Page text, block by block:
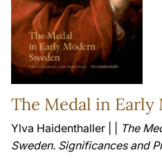
The Medal in Early
Ylva Haidenthaller | |
The
Sweden. Significances and